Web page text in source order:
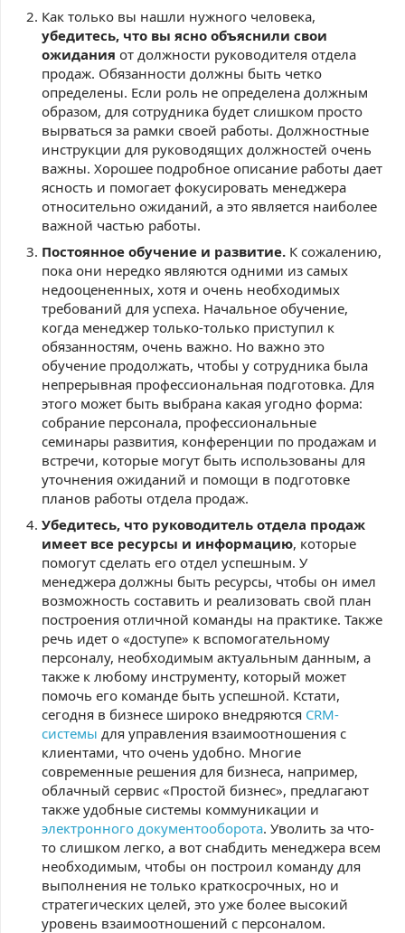
Как только вы нашли нужного человека,
убедитесь, что вы ясно объяснили свои
ожидания от должности руководителя отдела
продаж. Обязанности должны быть четко
определены. Если роль не определена должным
образом, для сотрудника будет слишком просто
вырваться за рамки своей работы. Должностные
инструкции для руководящих должностей очень
важны. Хорошее подробное описание работы дает
ясность и помогает фокусировать менеджера
относительно ожиданий, а это является наиболее
важной частью работы.
Постоянное обучение и развитие. К сожалению,
пока они нередко являются одними из самых
недооцененных, хотя и очень необходимых
требований для успеха. Начальное обучение,
когда менеджер только-только приступил к
обязанностям, очень важно. Но важно это
обучение продолжать, чтобы у сотрудника была
непрерывная профессиональная подготовка. Для
этого может быть выбрана какая угодно форма:
собрание персонала, профессиональные
семинары развития, конференции по продажам и
встречи, которые могут быть использованы для
уточнения ожиданий и помощи в подготовке
планов работы отдела продаж.
Убедитесь, что руководитель отдела продаж
имеет все ресурсы и информацию, которые
помогут сделать его отдел успешным. У
менеджера должны быть ресурсы, чтобы он имел
возможность составить и реализовать свой план
построения отличной команды на практике. Также
речь идет о «доступе» к вспомогательному
персоналу, необходимым актуальным данным, а
также к любому инструменту, который может
помочь его команде быть успешной. Кстати,
сегодня в бизнесе широко внедряются CRM-
системы для управления взаимоотношения с
клиентами, что очень удобно. Многие
современные решения для бизнеса, например,
облачный сервис «Простой бизнес», предлагают
также удобные системы коммуникации и
электронного документооборота. Уволить за что-
то слишком легко, а вот снабдить менеджера всем
необходимым, чтобы он построил команду для
выполнения не только краткосрочных, но и
стратегических целей, это уже более высокий
уровень взаимоотношений с персоналом.